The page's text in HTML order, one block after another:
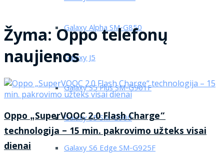
Galaxy Alpha SM-G850
Galaxy J5
Galaxy S5 Plus SM-G901F
Galaxy S5 SM-G900
Galaxy S6 Edge SM-G925F
Žyma:Oppo telefonų
naujienos
Oppo „SuperVOOC 2.0 Flash Charge“
technologija – 15 min. pakrovimo užteks visai
dienai